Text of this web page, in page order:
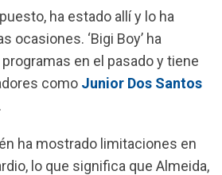
ha estado allí y lo ha
ocasiones. ‘Bigi Boy’ ha
en el pasado y tiene
como Junior Dos Santos
.
ha mostrado limitaciones en
lo que significa que Almeida,